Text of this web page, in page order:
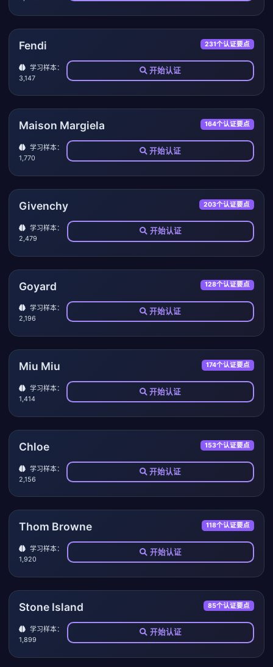
Fendi 231个认证要点
学习样本：
3,147
开始认证
Maison Margiela 164个认证要点
学习样本：
1,770
开始认证
Givenchy 203个认证要点
学习样本：
2,479
开始认证
Goyard 128个认证要点
学习样本：
2,196
开始认证
Miu Miu 174个认证要点
学习样本：
1,414
开始认证
Chloe 153个认证要点
学习样本：
2,156
开始认证
Thom Browne 118个认证要点
学习样本：
1,920
开始认证
Stone Island 85个认证要点
学习样本：
1,899
开始认证